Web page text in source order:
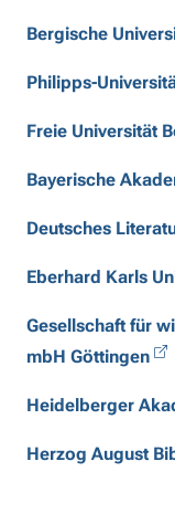
Bergische
Philipps-
Freie Universität
Bayerische
Deutsches
Eberhard Karls
Gesellschaft für
mbH Göttingen
Heidelberger
Herzog August